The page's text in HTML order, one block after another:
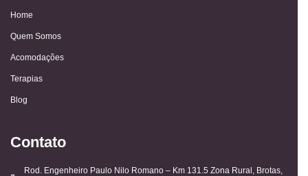
Home
Quem Somos
Acomodações
Terapias
Blog
Contato
Rod. Engenheiro Paulo Nilo Romano – Km 131.5 Zona Rural, Brotas,